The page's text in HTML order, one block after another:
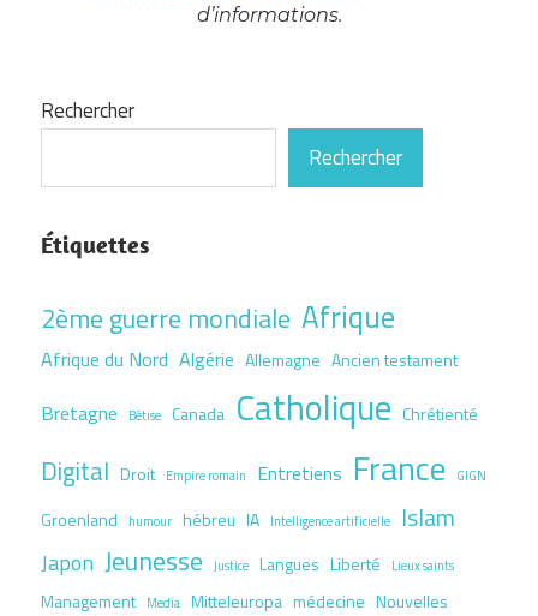
d’informations.
Rechercher
Rechercher
Étiquettes
2ème guerre mondiale Afrique
Afrique du Nord Algérie Allemagne Ancien testament
Bretagne Bêtise Canada Catholique Chrétienté
Digital Droit Empire romain Entretiens France GIGN
Groenland humour hébreu IA Intelligence artificielle Islam
Japon Jeunesse Justice Langues Liberté Lieux saints
Management Media Mitteleuropa médecine Nouvelles